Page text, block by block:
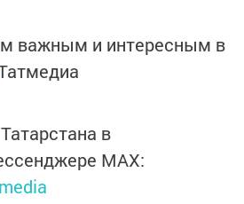
важным и интересным в
в
MАХ: